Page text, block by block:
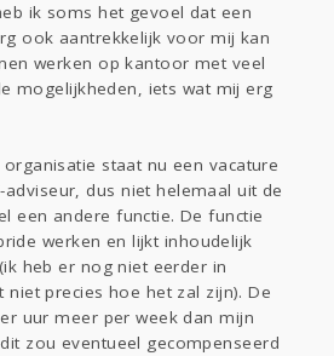
ik soms het gevoel dat een
ook aantrekkelijk voor mij kan
werken op kantoor met veel
mogelijkheden, iets wat mij erg
staat nu een vacature
dus niet helemaal uit de
een andere functie. De functie
werken en lijkt inhoudelijk
heb er nog niet eerder in
niet precies hoe het zal zijn). De
uur meer per week dan mijn
zou eventueel gecompenseerd